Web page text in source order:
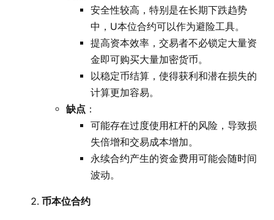
安全性较高，特别是在长期下跌趋势
中，U本位合约可以作为避险工具。
提高资本效率，交易者不必锁定大量资
金即可购买大量加密货币。
以稳定币结算，使得获利和潜在损失的
计算更加容易。
缺点 ：
可能存在过度使用杠杆的风险，导致损
失倍增和交易成本增加。
永续合约产生的资金费用可能会随时间
波动。
币本位合约